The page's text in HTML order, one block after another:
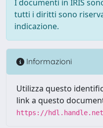
I documenti in IRIS
tutti i diritti sono
indicazione.
Informazioni
Utilizza questo
link a questo
https://hdl.handle.net/